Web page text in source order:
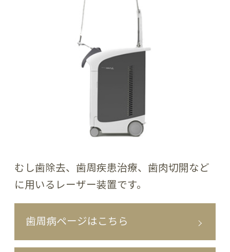
むし歯除去、歯周疾患治療、歯肉切開など
に用いるレーザー装置です。
歯周病ページはこちら